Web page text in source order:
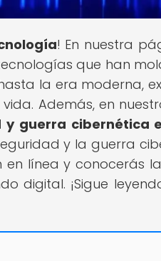
! En nuestra
que han
la era moderna,
Además, en
guerra cibernética
y la guerra
línea y conocerás
digital. ¡Sigue